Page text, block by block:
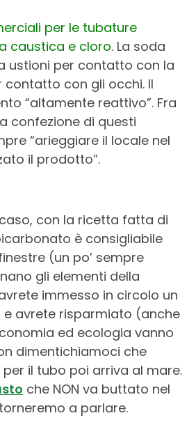
per le tubature
caustica e cloro. La soda
ustioni per contatto con la
contatto con gli occhi. Il
“altamente reattivo”. Fra
confezione di questi
“arieggiare il locale nel
il prodotto”.
con la ricetta fatta di
è consigliabile
(un po’ sempre
gli elementi della
immesso in circolo un
avrete risparmiato (anche
ed ecologia vanno
dimentichiamoci che
il tubo poi arriva al mare.
che NON va buttato nel
a parlare.